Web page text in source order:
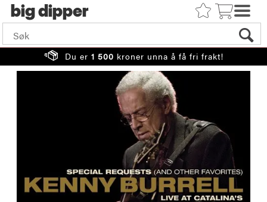
big
Du er 1 500 kroner unna å få fri frakt!